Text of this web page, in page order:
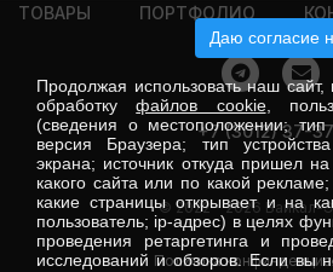
ТОВАРЫ
ПОРТФОЛИО
+7 (3012) 37-
© 2022 - 2026 Байкал-
Политика
Даю согласие
Продолжая использовать наш сайт,
обработкуфайлов cookie,
(сведения о местоположении;
версия Браузера; тип
экрана; источник откуда пришел
какого сайта или по какой
какие страницы открывает и на
пользователь; ip-адрес) в целях
проведения ретаргетинга и
исследований и обзоров. Если вы